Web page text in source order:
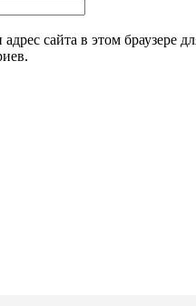
сайта в этом браузере